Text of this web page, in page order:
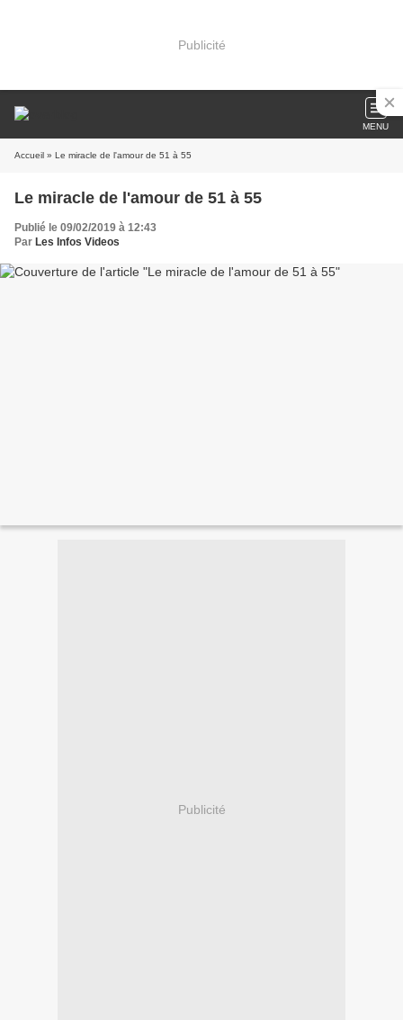
Publicité
MENU
Accueil » Le miracle de l'amour de 51 à 55
Le miracle de l'amour de 51 à 55
Publié le 09/02/2019 à 12:43
Par Les Infos Videos
Publicité